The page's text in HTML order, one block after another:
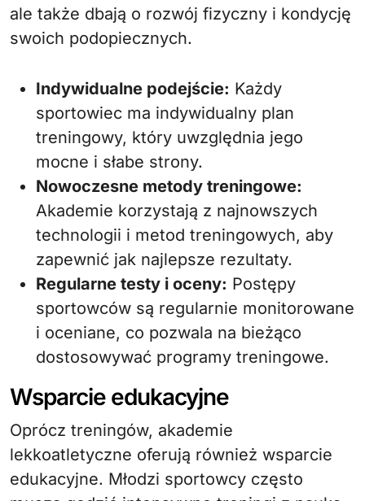
ale także dbają o rozwój fizyczny i kondycję
swoich podopiecznych.
Indywidualne podejście: Każdy
sportowiec ma indywidualny plan
treningowy, który uwzględnia jego
mocne i słabe strony.
Nowoczesne metody treningowe:
Akademie korzystają z najnowszych
technologii i metod treningowych, aby
zapewnić jak najlepsze rezultaty.
Regularne testy i oceny: Postępy
sportowców są regularnie monitorowane
i oceniane, co pozwala na bieżąco
dostosowywać programy treningowe.
Wsparcie edukacyjne
Oprócz treningów, akademie
lekkoatletyczne oferują również wsparcie
edukacyjne. Młodzi sportowcy często